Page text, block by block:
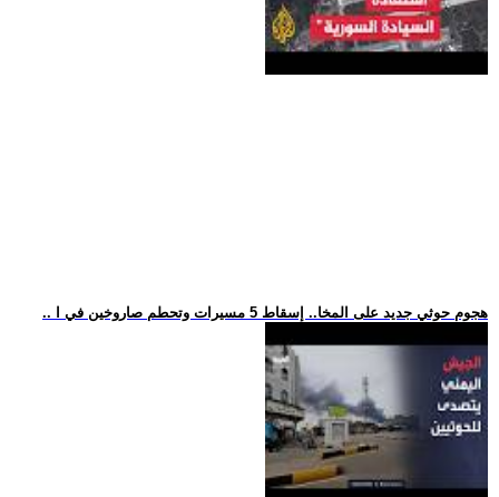
.. هجوم حوثي جديد على المخا.. إسقاط 5 مسيرات وتحطم صاروخين في ا